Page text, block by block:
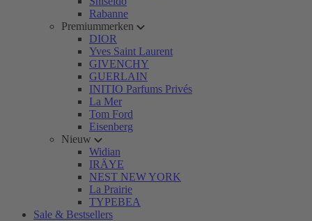
Rabanne
Premiummerken
DIOR
Yves Saint Laurent
GIVENCHY
GUERLAIN
INITIO Parfums Privés
La Mer
Tom Ford
Eisenberg
Nieuw
Widian
IRÄYE
NEST NEW YORK
La Prairie
TYPEBEA
Sale & Bestsellers